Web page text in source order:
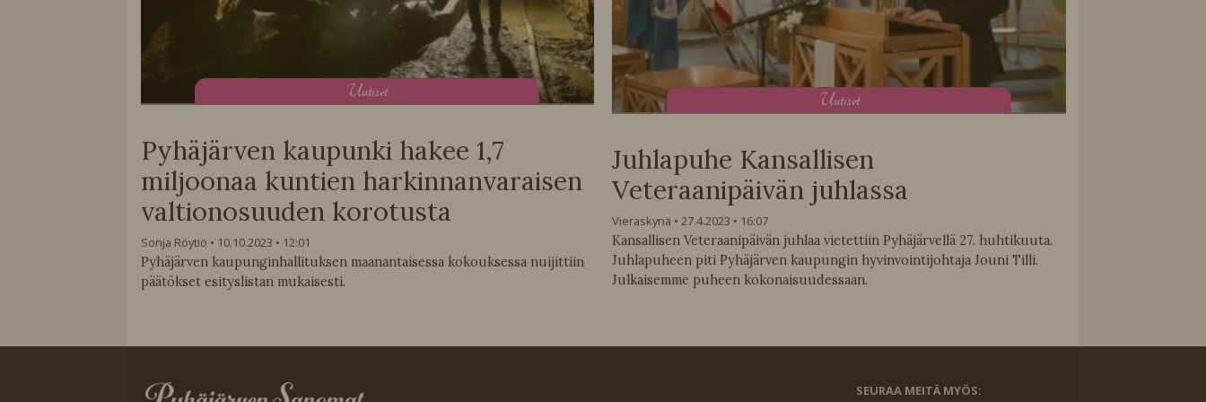
Uutiset
Pyhäjärven kaupunki hakee 1,7
miljoonaa kuntien harkinnanvaraisen
valtionosuuden korotusta
Sonja Röytiö 10.10.2023
12:01
Pyhäjärven kaupunginhallituksen maanantaisessa kokouksessa nuijittiin
päätökset esityslistan mukaisesti.
Uutiset
Juhlapuhe Kansallisen
Veteraanipäivän juhlassa
Vieraskynä 27.4.2023
16:07
Kansallisen Veteraanipäivän juhlaa vietettiin Pyhäjärvellä 27. huhtikuuta.
Juhlapuheen piti Pyhäjärven kaupungin hyvinvointijohtaja Jouni Tilli.
Julkaisemme puheen kokonaisuudessaan.
SEURAA MEITÄ MYÖS: